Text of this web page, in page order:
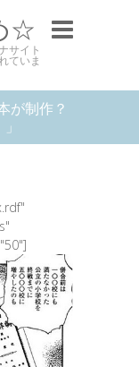
☆
サイト
ていま
が制作？